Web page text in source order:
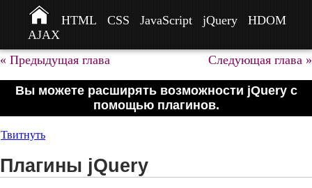
HTML CSS JavaScript jQuery
HDOM
AJAX
« Предыдущая глава
Следующая глава »
Вы можете расширять возможности jQuery с
помощью плагинов.
Твитнуть
Плагины jQuery